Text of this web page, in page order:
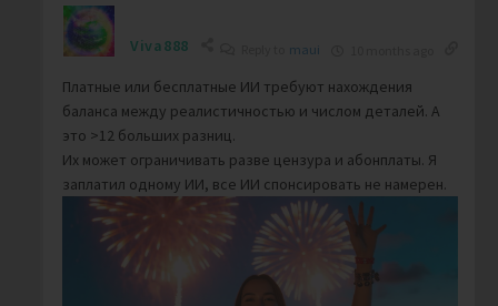
Viva888 maui
Платные или бесплатные ИИ требуют нахождения
баланса между реалистичностью и числом деталей. А
это >12 больших разниц.
Их может ограничивать разве цензура и абонплаты. Я
заплатил одному ИИ, все ИИ спонсировать не намерен.